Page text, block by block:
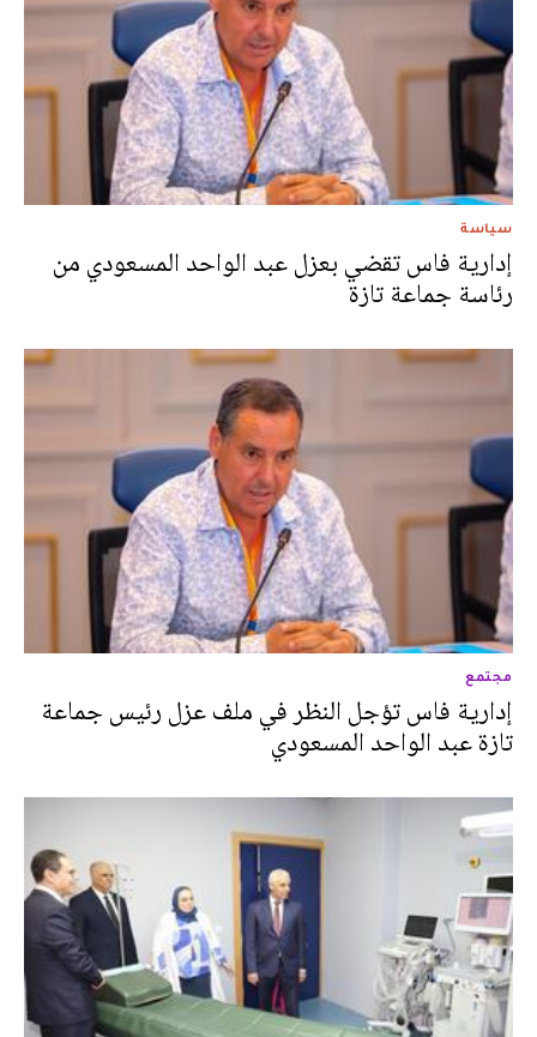
سياسة
إدارية فاس تقضي بعزل عبد الواحد المسعودي من
رئاسة جماعة تازة‎
مجتمع
إدارية فاس تؤجل النظر في ملف عزل رئيس جماعة
تازة عبد الواحد المسعودي ‎